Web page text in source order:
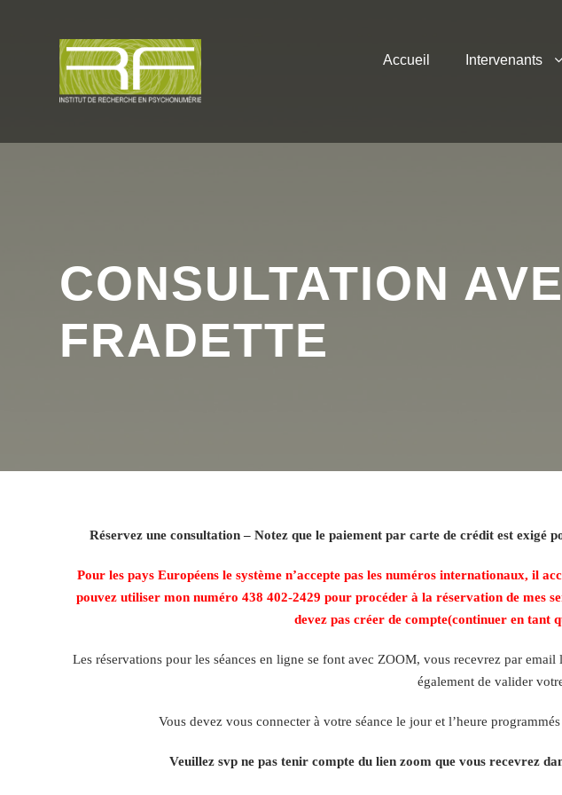
Accueil Intervenants
CONSULTATION
FRADETTE
Réservez une consultation – Notez que le paiement par carte de crédit est exigé
Pour les pays Européens le système n’accepte pas les numéros internationaux, il
pouvez utiliser mon numéro 438 402-2429 pour procéder à la réservation de mes
devez pas créer de compte(continuer en tant
Les réservations pour les séances en ligne se font avec ZOOM, vous recevrez par
également de valider
Vous devez vous connecter à votre séance le jour et l’heure
Veuillez svp ne pas tenir compte du lien zoom que vous recevrez